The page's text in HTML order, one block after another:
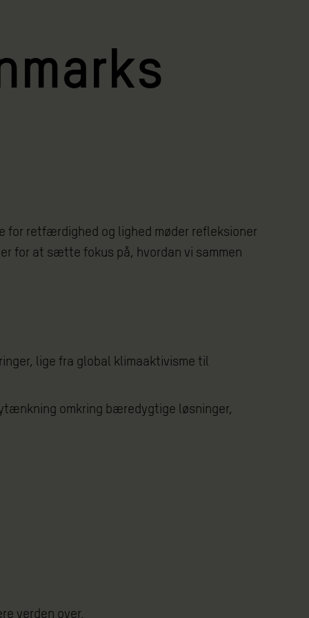
for retfærdighed og lighed møder refleksioner
for at sætte fokus på, hvordan vi sammen
lige fra global klimaaktivisme til
omkring bæredygtige løsninger,
verden over.